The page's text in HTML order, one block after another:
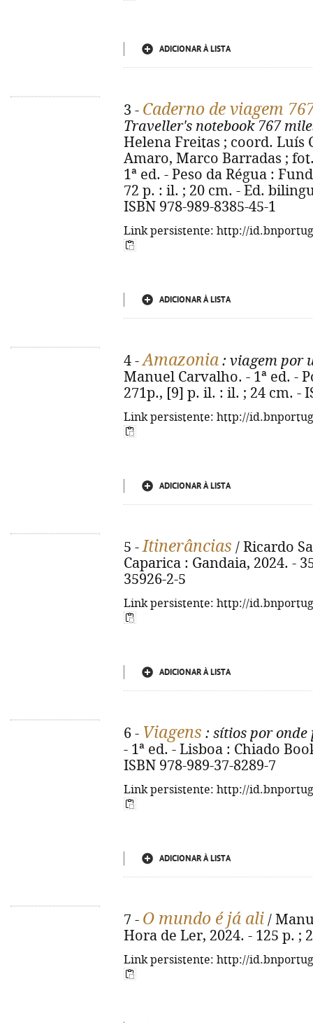
ADICIONAR À LISTA
3 - Caderno de viagem
Traveller's notebook 767
Helena Freitas ; coord. Luís
Amaro, Marco Barradas ;
1ª ed. - Peso da Régua :
72 p. : il. ; 20 cm. - Ed.
ISBN 978-989-8385-45-1
Link persistente: http://
ADICIONAR À LISTA
4 -Amazonia : viagem por
Manuel Carvalho. - 1ª ed. -
271p., [9] p. il. : il. ; 24 cm. -
Link persistente: http://
ADICIONAR À LISTA
5 -Itinerâncias / Ricardo
Caparica : Gandaia, 2024. -
35926-2-5
Link persistente: http://
ADICIONAR À LISTA
6 - Viagens : sítios por onde
- 1ª ed. - Lisboa : Chiado
ISBN 978-989-37-8289-7
Link persistente: http://
ADICIONAR À LISTA
7 - O mundo é já ali /
Hora de Ler, 2024. - 125 p. ;
Link persistente: http://